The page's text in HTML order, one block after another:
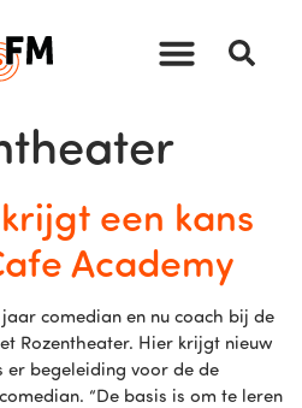
een kans
Academy
comedian en nu coach bij de
Rozentheater. Hier krijgt nieuw
er begeleiding voor de de
“De basis is om te leren